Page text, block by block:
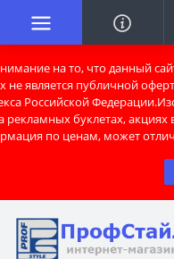
на то, что данный
не является публичной
Российской
рекламных буклетах, акциях
по ценам, может